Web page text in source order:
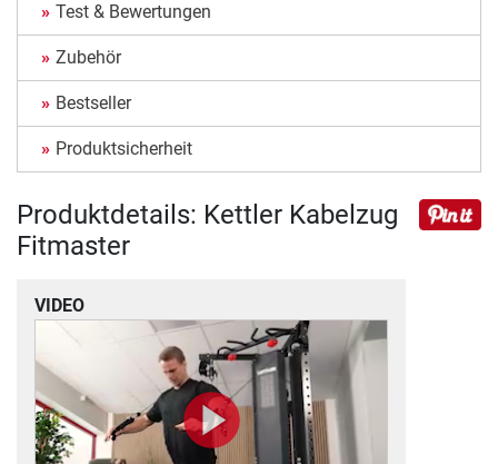
Test & Bewertungen
Zubehör
Bestseller
Produktsicherheit
Produktdetails: Kettler Kabelzug
Fitmaster
VIDEO